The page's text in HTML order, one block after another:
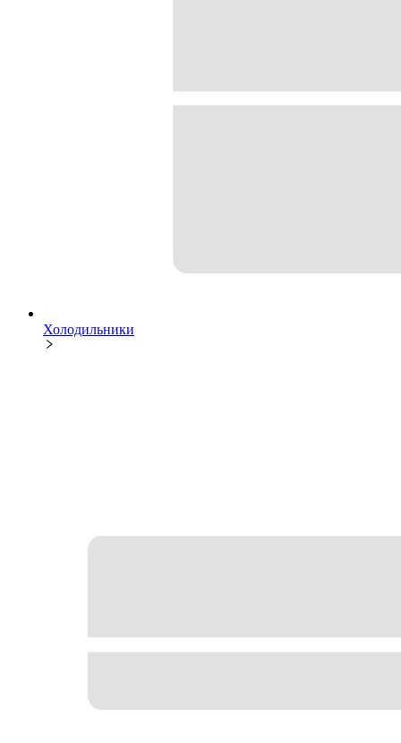
Холодильники